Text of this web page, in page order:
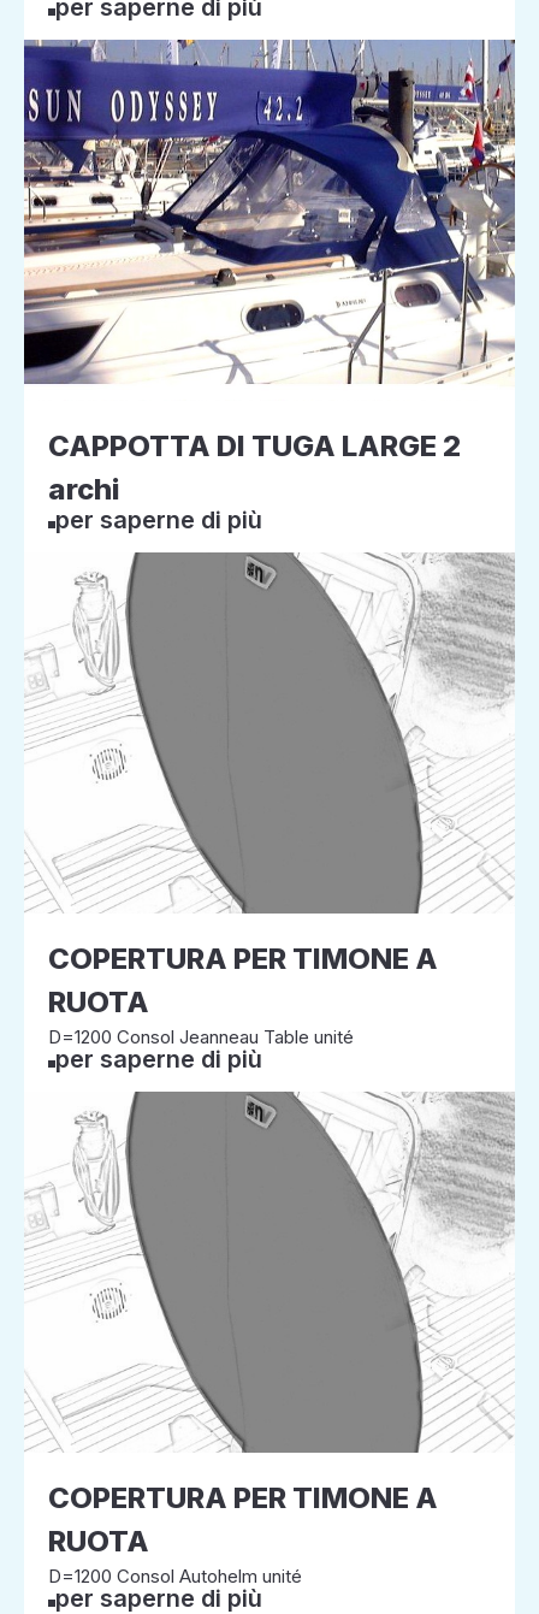
per saperne di più
CAPPOTTA DI TUGA LARGE 2
archi
per saperne di più
COPERTURA PER TIMONE A
RUOTA
D=1200 Consol Jeanneau Table unité
per saperne di più
COPERTURA PER TIMONE A
RUOTA
D=1200 Consol Autohelm unité
per saperne di più